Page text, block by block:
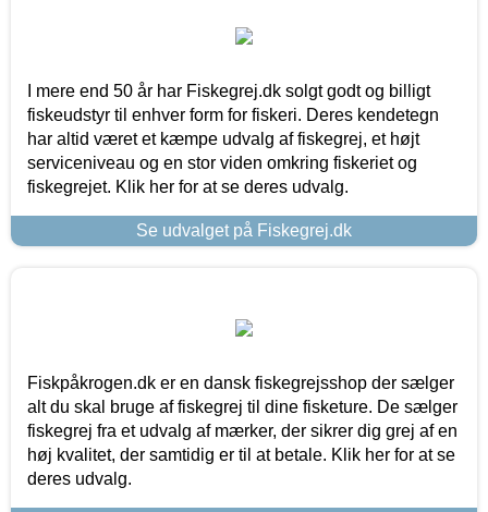
I mere end 50 år har Fiskegrej.dk solgt godt og billigt
fiskeudstyr til enhver form for fiskeri. Deres kendetegn
har altid været et kæmpe udvalg af fiskegrej, et højt
serviceniveau og en stor viden omkring fiskeriet og
fiskegrejet. Klik her for at se deres udvalg.
Se udvalget på Fiskegrej.dk
Fiskpåkrogen.dk er en dansk fiskegrejsshop der sælger
alt du skal bruge af fiskegrej til dine fisketure. De sælger
fiskegrej fra et udvalg af mærker, der sikrer dig grej af en
høj kvalitet, der samtidig er til at betale. Klik her for at se
deres udvalg.